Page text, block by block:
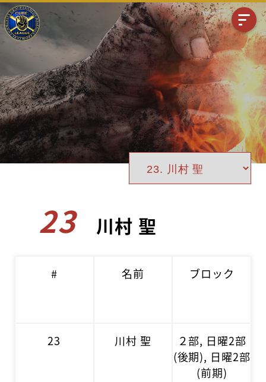
23 川村 聖
#
23
名前
川村 聖
ブロック
２部, 日曜2部
(後期), 日曜2部
(前期)